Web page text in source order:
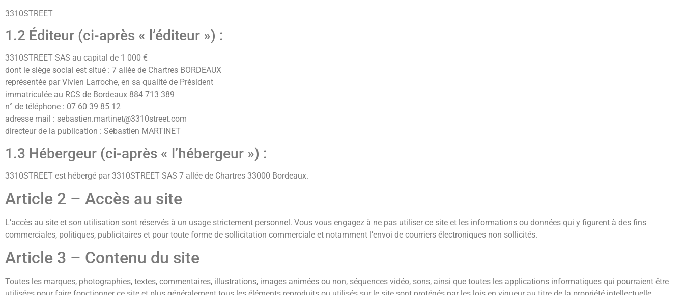
3310STREET
1.2 Éditeur (ci-après « l’éditeur ») :
3310STREET SAS au capital de 1 000 €
dont le siège social est situé : 7 allée de Chartres BORDEAUX
représentée par Vivien Larroche, en sa qualité de Président
immatriculée au RCS de Bordeaux 884 713 389
n° de téléphone : 07 60 39 85 12
adresse mail : sebastien.martinet@3310street.com
directeur de la publication : Sébastien MARTINET
1.3 Hébergeur (ci-après « l’hébergeur ») :
3310STREET est hébergé par 3310STREET SAS 7 allée de Chartres 33000 Bordeaux.
Article 2 – Accès au site
L’accès au site et son utilisation sont réservés à un usage strictement personnel. Vous vous engagez à ne pas utiliser ce site et les informations ou données qui y figurent à des fins
commerciales, politiques, publicitaires et pour toute forme de sollicitation commerciale et notamment l’envoi de courriers électroniques non sollicités.
Article 3 – Contenu du site
Toutes les marques, photographies, textes, commentaires, illustrations, images animées ou non, séquences vidéo, sons, ainsi que toutes les applications informatiques qui pourraient être